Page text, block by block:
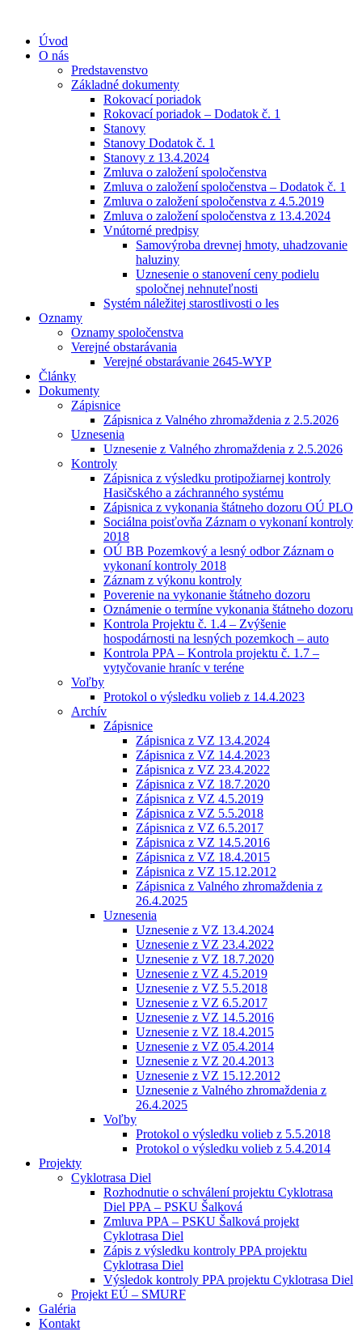
obsah
Úvod
O nás
Predstavenstvo
Základné dokumenty
Rokovací poriadok
Rokovací poriadok – Dodatok č. 1
Stanovy
Stanovy Dodatok č. 1
Stanovy z 13.4.2024
Zmluva o založení spoločenstva
Zmluva o založení spoločenstva – Dodatok č. 1
Zmluva o založení spoločenstva z 4.5.2019
Zmluva o založení spoločenstva z 13.4.2024
Vnútorné predpisy
Samovýroba drevnej hmoty, uhadzovanie
haluziny
Uznesenie o stanovení ceny podielu
spoločnej nehnuteľnosti
Systém náležitej starostlivosti o les
Oznamy
Oznamy spoločenstva
Verejné obstarávania
Verejné obstarávanie 2645-WYP
Články
Dokumenty
Zápisnice
Zápisnica z Valného zhromaždenia z 2.5.2026
Uznesenia
Uznesenie z Valného zhromaždenia z 2.5.2026
Kontroly
Zápisnica z výsledku protipožiarnej kontroly
Hasičského a záchranného systému
Zápisnica z vykonania štátneho dozoru OÚ PLO
Sociálna poisťovňa Záznam o vykonaní kontroly
2018
OÚ BB Pozemkový a lesný odbor Záznam o
vykonaní kontroly 2018
Záznam z výkonu kontroly
Poverenie na vykonanie štátneho dozoru
Oznámenie o termíne vykonania štátneho dozoru
Kontrola Projektu č. 1.4 – Zvýšenie
hospodárnosti na lesných pozemkoch – auto
Kontrola PPA – Kontrola projektu č. 1.7 –
vytyčovanie hraníc v teréne
Voľby
Protokol o výsledku volieb z 14.4.2023
Archív
Zápisnice
Zápisnica z VZ 13.4.2024
Zápisnica z VZ 14.4.2023
Zápisnica z VZ 23.4.2022
Zápisnica z VZ 18.7.2020
Zápisnica z VZ 4.5.2019
Zápisnica z VZ 5.5.2018
Zápisnica z VZ 6.5.2017
Zápisnica z VZ 14.5.2016
Zápisnica z VZ 18.4.2015
Zápisnica z VZ 15.12.2012
Zápisnica z Valného zhromaždenia z
26.4.2025
Uznesenia
Uznesenie z VZ 13.4.2024
Uznesenie z VZ 23.4.2022
Uznesenie z VZ 18.7.2020
Uznesenie z VZ 4.5.2019
Uznesenie z VZ 5.5.2018
Uznesenie z VZ 6.5.2017
Uznesenie z VZ 14.5.2016
Uznesenie z VZ 18.4.2015
Uznesenie z VZ 05.4.2014
Uznesenie z VZ 20.4.2013
Uznesenie z VZ 15.12.2012
Uznesenie z Valného zhromaždenia z
26.4.2025
Voľby
Protokol o výsledku volieb z 5.5.2018
Protokol o výsledku volieb z 5.4.2014
Projekty
Cyklotrasa Diel
Rozhodnutie o schválení projektu Cyklotrasa
Diel PPA – PSKU Šalková
Zmluva PPA – PSKU Šalková projekt
Cyklotrasa Diel
Zápis z výsledku kontroly PPA projektu
Cyklotrasa Diel
Výsledok kontroly PPA projektu Cyklotrasa Diel
Projekt EÚ – SMURF
Galéria
Kontakt